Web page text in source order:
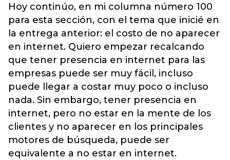
Hoy continúo, en mi columna número 100
para esta sección, con el tema que inicié en
la entrega anterior: el costo de no aparecer
en internet. Quiero empezar recalcando
que tener presencia en internet para las
empresas puede ser muy fácil, incluso
puede llegar a costar muy poco o incluso
nada. Sin embargo, tener presencia en
internet, pero no estar en la mente de los
clientes y no aparecer en los principales
motores de búsqueda, puede ser
equivalente a no estar en internet.